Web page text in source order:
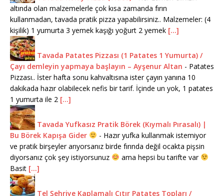
altında olan malzemelerle çok kısa zamanda fırın
kullanmadan, tavada pratik pizza yapabilirsiniz.. Malzemeler: (4
kişilik) 1 yumurta 3 yemek kaşığı yoğurt 2 yemek [...]
Tavada Patates Pizzası (1 Patates 1 Yumurta) /
Çayı demleyin yapmaya başlayın – Ayşenur Altan - Patates
Pizzası.. İster hafta sonu kahvaltısına ister çayın yanına 10
dakikada hazır olabilecek nefis bir tarif. İçinde un yok, 1 patates
1 yumurta ile 2 [...]
Tavada Yufkasız Pratik Börek (Kıymalı Pırasalı) |
Bu Börek Kapışa Gider
- Hazır yufka kullanmak istemiyor
ve pratik birşeyler arıyorsanız birde fırında değil ocakta pişsin
diyorsanız çok şey istiyorsunuz
ama hepsi bu tarifte var
Basit [...]
Tel Şehriye Kaplamalı Çıtır Patates Topları /